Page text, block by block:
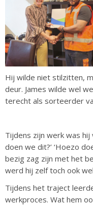
Hij wilde niet stilzitten,
deur. James wilde wel
terecht als sorteerder
Tijdens zijn werk was hij
doen we dit?’ ‘Hoezo
bezig zag zijn met het
werd hij zelf toch ook
Tijdens het traject
werkproces. Wat hem